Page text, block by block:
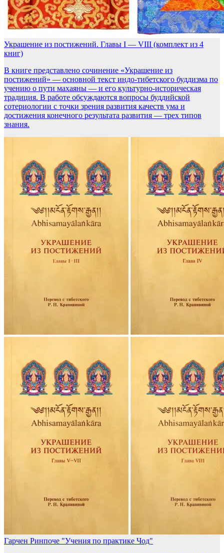
Украшение из постижений. Главы I — VIII (комплект из 4
книг)
В книге представлено сочинение «Украшение из
постижений» — основной текст индо-тибетского буддизма по
учению о пути махаяны — и его культурно-историческая
традиция. В работе обсуждаются вопросы буддийской
сотериологии с точки зрения развития качеств ума и
достижения конечного результата развития — трех типов
знания.
Гарчен Ринпоче "Учения по практике Чод"